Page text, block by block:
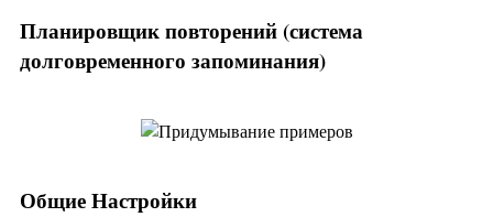
Планировщик повторений (система
долговременного запоминания)
Общие Настройки